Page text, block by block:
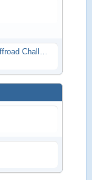
Race Night in Lauba (LRP Offroad Challenge und freie Klassen) 25/26.08